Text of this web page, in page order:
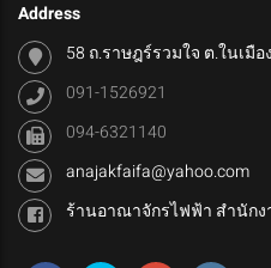
Address
58 ถ.ราษฎร์รวมใจ ต.ในเมือ
091-1526921
094-6321140
anajakfaifa@yahoo.com
ร้านอาณาจักรไฟฟ้า สำนัก